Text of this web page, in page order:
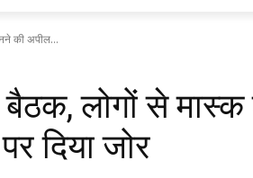
की अपील...
बैठक, लोगों से
दिया जोर